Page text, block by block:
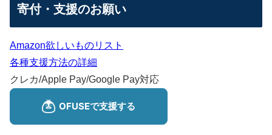
寄付・支援のお願い
Amazon欲しいものリスト
各種支援方法の詳細
クレカ/Apple Pay/Google Pay対応